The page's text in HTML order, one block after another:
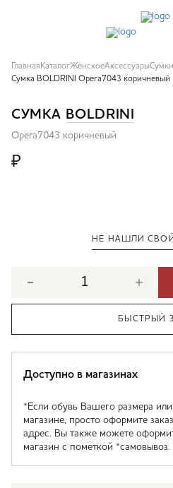
Главная КаталогЖенскоеАксессуары
Сумка BOLDRINI Opera7043 коричневый
СУМКА BOLDRINI
Opera7043 коричневый
₽
НЕ НАШЛИ
БЫСТРЫЙ
Доступно в магазинах
*Если обувь Вашего размера
магазине, просто оформите
адрес. Вы также можете
магазин с пометкой *самовывоз.